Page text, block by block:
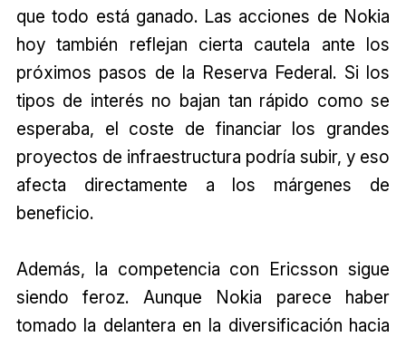
que todo está ganado. Las acciones de Nokia
hoy también reflejan cierta cautela ante los
próximos pasos de la Reserva Federal. Si los
tipos de interés no bajan tan rápido como se
esperaba, el coste de financiar los grandes
proyectos de infraestructura podría subir, y eso
afecta directamente a los márgenes de
beneficio.
Además, la competencia con Ericsson sigue
siendo feroz. Aunque Nokia parece haber
tomado la delantera en la diversificación hacia